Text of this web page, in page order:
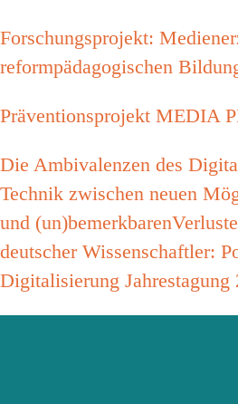
Forschungsprojekt:
reformpädagogischen
Präventionsprojekt MEDIA
Die Ambivalenzen des
Technik zwischen neuen
und
deutscher Wissenschaftler:
Digitalisierung Jahrestagung